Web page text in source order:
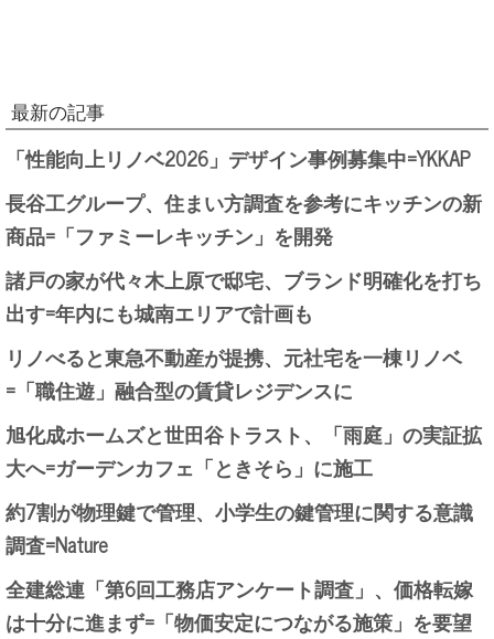
最新の記事
「性能向上リノベ2026」デザイン事例募集中=YKKAP
長谷工グループ、住まい方調査を参考にキッチンの新
商品=「ファミーレキッチン」を開発
諸戸の家が代々木上原で邸宅、ブランド明確化を打ち
出す=年内にも城南エリアで計画も
リノべると東急不動産が提携、元社宅を一棟リノベ
=「職住遊」融合型の賃貸レジデンスに
旭化成ホームズと世田谷トラスト、「雨庭」の実証拡
大へ=ガーデンカフェ「ときそら」に施工
約7割が物理鍵で管理、小学生の鍵管理に関する意識
調査=Nature
全建総連「第6回工務店アンケート調査」、価格転嫁
は十分に進まず=「物価安定につながる施策」を要望